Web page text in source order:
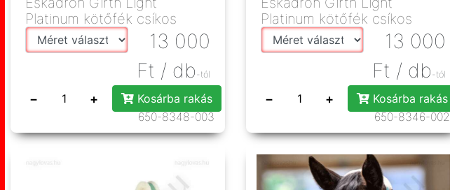
Platinum kötőfék csíkos
13 000
Ft / db -tól
− +
Kosárba rakás
650-8348-003
Platinum kötőfék csíkos
13 000
Ft / db -tól
− +
Kosárba rakás
650-8346-002